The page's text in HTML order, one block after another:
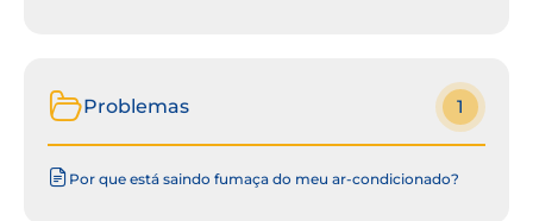
Problemas 1
Por que está saindo fumaça do meu ar-condicionado?